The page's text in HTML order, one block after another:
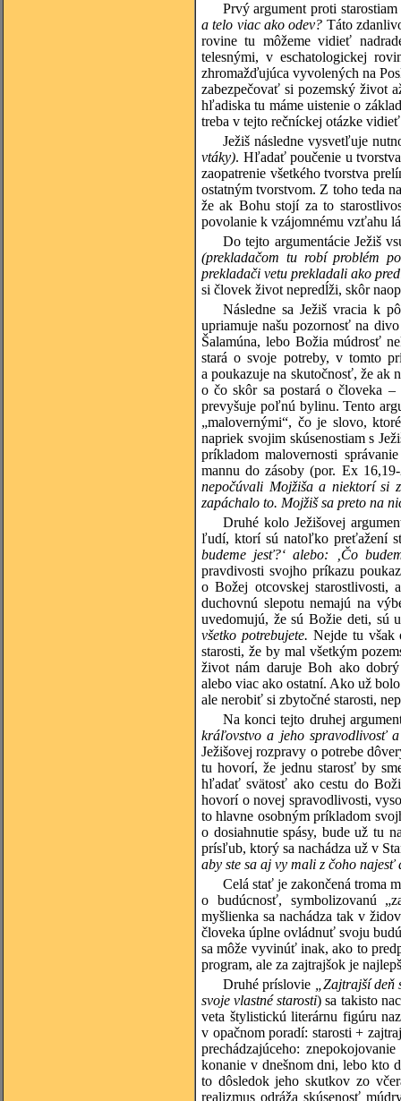
Prvý argument proti
a telo viac ako odev? Táto
rovine tu môžeme vidieť
telesnými, v eschatologickej
zhromažďujúca vyvolených na
zabezpečovať si pozemský život
hľadiska tu máme uistenie o
treba v tejto rečníckej otázke
Ježiš následne vysvetľuje
vtáky). Hľadať poučenie u
zaopatrenie všetkého tvorstva
ostatným tvorstvom. Z toho teda
že ak Bohu stojí za to
povolanie k vzájomnému vzťahu
Do tejto argumentácie Ježiš
(prekladačom tu robí problém
prekladači vetu prekladali ako
si človek život nepredĺži, skôr
Následne sa Ježiš vracia k
upriamuje našu pozornosť na
Šalamúna, lebo Božia múdrosť
stará o svoje potreby, v tomto
a poukazuje na skutočnosť, že ak
o čo skôr sa postará o človeka
prevyšuje poľnú bylinu. Tento
„malovernými“, čo je slovo,
napriek svojim skúsenostiam s
príkladom malovernosti
mannu do zásoby (por. Ex
nepočúvali Mojžiša a niektorí si
zapáchalo to. Mojžiš sa preto na
Druhé kolo Ježišovej
ľudí, ktorí sú natoľko preťažení
budeme jesť?‘ alebo: ‚Čo
pravdivosti svojho príkazu
o Božej otcovskej starostlivosti,
duchovnú slepotu nemajú na
uvedomujú, že sú Božie deti, sú
všetko potrebujete. Nejde tu však
starosti, že by mal všetkým
život nám daruje Boh ako
alebo viac ako ostatní. Ako už
ale nerobiť si zbytočné starosti,
Na konci tejto druhej
kráľovstvo a jeho spravodlivosť
Ježišovej rozpravy o potrebe
tu hovorí, že jednu starosť by
hľadať svätosť ako cestu do
hovorí o novej spravodlivosti,
to hlavne osobným príkladom
o dosiahnutie spásy, bude už tu
prísľub, ktorý sa nachádza už v
aby ste sa aj vy mali z čoho najesť
Celá stať je zakončená troma
o budúcnosť, symbolizovanú
myšlienka sa nachádza tak v
človeka úplne ovládnuť svoju
sa môže vyvinúť inak, ako to
program, ale za zajtrajšok je
Druhé príslovie
„Zajtrajší
svoje vlastné starosti) sa takisto
veta štylistickú literárnu figúru
v opačnom poradí: starosti +
prechádzajúceho:
konanie v dnešnom dni, lebo kto
to dôsledok jeho skutkov zo
realizmus odráža skúsenosť